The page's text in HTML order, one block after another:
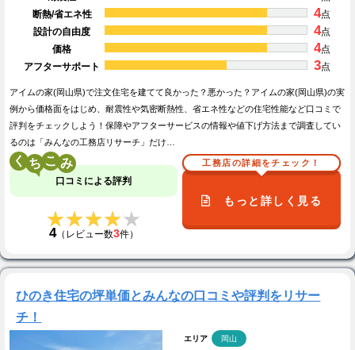
断熱/省エネ性
4点
設計の自由度
4点
価格
4点
アフターサポート
3点
アイムの家(岡山県)で注文住宅を建てて良かった？悪かった？アイムの家(岡山県)の実
例から価格面をはじめ、耐震性や気密断熱性、省エネ性などの住宅性能など口コミで
評判をチェックしよう！保障やアフターサービスの情報や値下げ方法まで調査してい
るのは「みんなの工務店リサーチ」だけ…
く こ
口コミによる評判
★★★★★
★★★★★
4（レビュー数3件）
工務店の詳細をチェック！
もっと詳しく見る
ひのき住宅の坪単価とみんなの口コミや評判をリサー
チ！
エリア 岡山